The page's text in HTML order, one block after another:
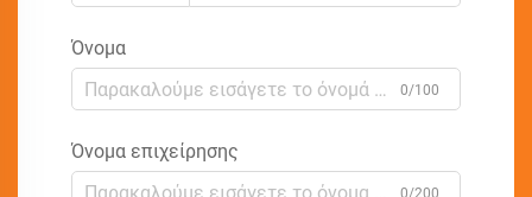
Όνομα
0/100
Όνομα επιχείρησης
0/200